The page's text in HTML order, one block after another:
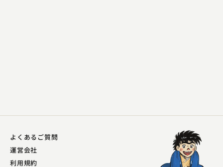
よくあるご質問
運営会社
利用規約